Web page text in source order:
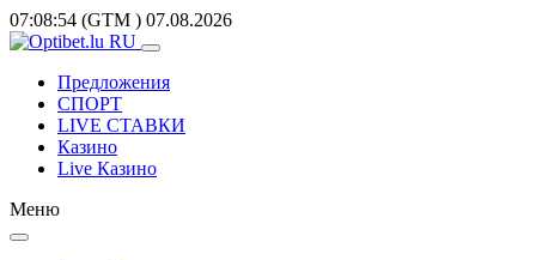
07:08:54 (GTM ) 07.08.2026
Предложения
СПОРТ
LIVE СТАВКИ
Казино
Live Казино
Меню